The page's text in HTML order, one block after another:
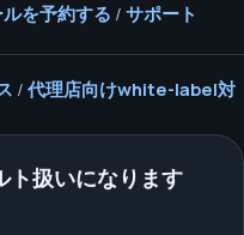
を予約する / サポート
/ 代理店向けwhite-label対
ト扱いになります